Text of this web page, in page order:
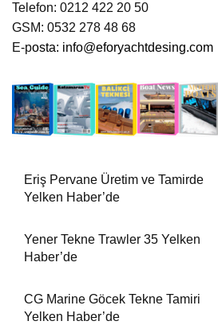
Telefon: 0212 422 20 50
GSM: 0532 278 48 68
E-posta: info@eforyachtdesing.com
Eriş Pervane Üretim ve Tamirde
Yelken Haber’de
Yener Tekne Trawler 35 Yelken
Haber’de
CG Marine Göcek Tekne Tamiri
Yelken Haber’de